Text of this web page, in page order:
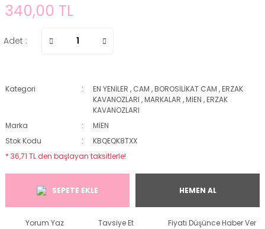
340,00 TL
Adet :
Kategori EN YENİLER , CAM ,BOROSİLİKAT CAM ,ERZAK
KAVANOZLARI ,MARKALAR ,MİEN ,ERZAK
KAVANOZLARI
Marka
MİEN
Stok Kodu
KBQEQK8TXX
* 36,71 TL den başlayan taksitlerle!
SEPETE EKLE HEMEN AL
Yorum Yaz Tavsiye Et Fiyatı Düşünce Haber Ver